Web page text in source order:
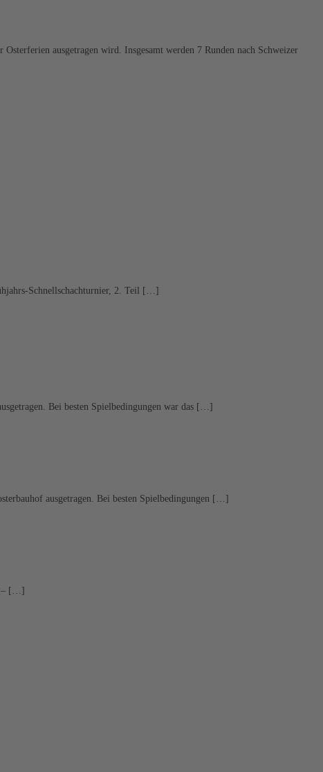
ausgetragen wird. Insgesamt werden 7 Runden nach Schweizer
Schnellschachturnier, 2. Teil […]
Bei besten Spielbedingungen war das […]
ausgetragen. Bei besten Spielbedingungen […]
– […]